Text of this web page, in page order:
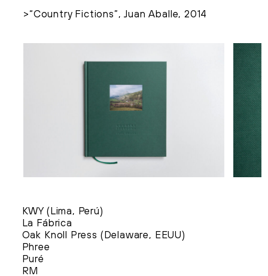
“Country Fictions”, Juan Aballe, 2014
KWY (Lima, Perú)
La Fábrica
Oak Knoll Press (Delaware, EEUU)
Phree
Puré
RM